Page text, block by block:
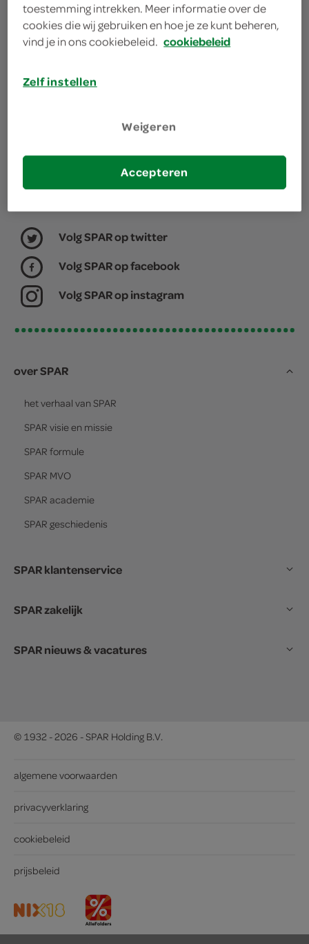
jouw buurt. Het assortiment varieert per SPAR
winkel, daarom willen we graag weten waar jij je
boodschappen doet.
kies je winkel
Volg SPAR op twitter
Volg SPAR op facebook
Volg SPAR op instagram
over SPAR
het verhaal van SPAR
SPAR visie en missie
SPAR formule
SPAR MVO
SPAR academie
SPAR geschiedenis
SPAR klantenservice
SPAR zakelijk
SPAR nieuws & vacatures
© 1932 - 2026 - SPAR Holding B.V.
algemene voorwaarden
privacyverklaring
cookiebeleid
prijsbeleid
toestemming intrekken. Meer informatie over de
cookies die wij gebruiken en hoe je ze kunt beheren,
vind je in ons cookiebeleid. cookiebeleid
Zelf instellen
Weigeren
Accepteren